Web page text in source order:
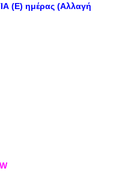
(Ε) ημέρας (Αλλαγή
W